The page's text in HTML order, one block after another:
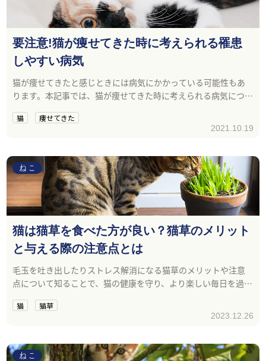
要注意!猫が痩せてきた時に考えられる罹患
しやすい病気
猫が痩せてきたと感じときには病気にかかっている可能性もあ
ります。本記事では、猫が痩せてきた時に考えられる病気につい
猫 痩せてきた
2021.10.19
ねこ
猫は猫草を食べた方が良い？猫草のメリット
と与える際の注意点とは
毛玉を吐き出したりストレス解消になる猫草のメリットや注意
点について知ることで、猫の健康を守り、より楽しい毎日を過ご
猫 猫草
2023.12.26
ねこ